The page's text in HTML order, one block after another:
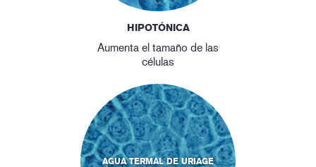
HIPOTÓNICA
Aumenta el tamaño de las
células
AGUA TERMAL DE URIAGE